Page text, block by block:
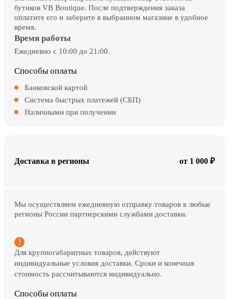
бутиков VB Boutique. После подтверждения заказа
оплатите его и заберите в выбранном магазине в удобное
время.
Время работы
Ежедневно с 10:00 до 21:00.
Способы оплаты
Банковской картой
Система быстрых платежей (СБП)
Наличными при получении
Доставка в регионы от 1 000 ₽
Мы осуществляем ежедневную отправку товаров в любые
регионы России партнерскими службами доставки.
Для крупногабаритных товаров, действуют
индивидуальные условия доставки. Сроки и конечная
стоимость рассчитываются индивидуально.
Способы оплаты